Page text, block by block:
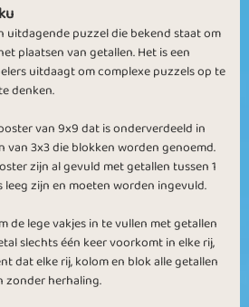
uitdagende puzzel die bekend staat om
plaatsen van getallen. Het is een
uitdaagt om complexe puzzels op te
denken.
van 9x9 dat is onderverdeeld in
van 3x3 die blokken worden genoemd.
zijn al gevuld met getallen tussen 1
leeg zijn en moeten worden ingevuld.
de lege vakjes in te vullen met getallen
slechts één keer voorkomt in elke rij,
dat elke rij, kolom en blok alle getallen
zonder herhaling.